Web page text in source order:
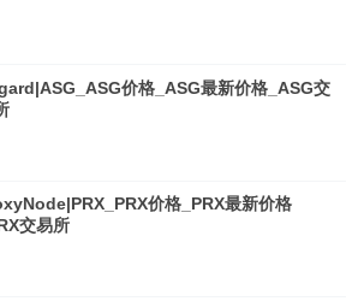
价格_ASG最新价格_ASG交
价格_PRX最新价格
交易所